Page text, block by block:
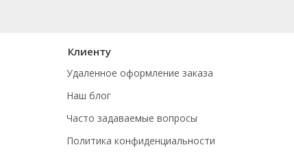
Клиенту
Удаленное оформление заказа
Наш блог
Часто задаваемые вопросы
Политика конфиденциальности